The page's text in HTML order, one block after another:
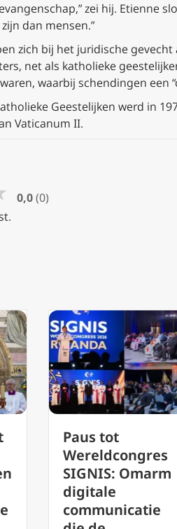
zei hij. Etienne
dan mensen.”
zich bij het juridische gevecht
net als katholieke
waarbij schendingen een
Geestelijken werd in
Vaticanum II.
0,0 (0)
Paus Leo XIV
waarschuwt dat
gebed verdwijnt
uit christelijke
gezinnen.